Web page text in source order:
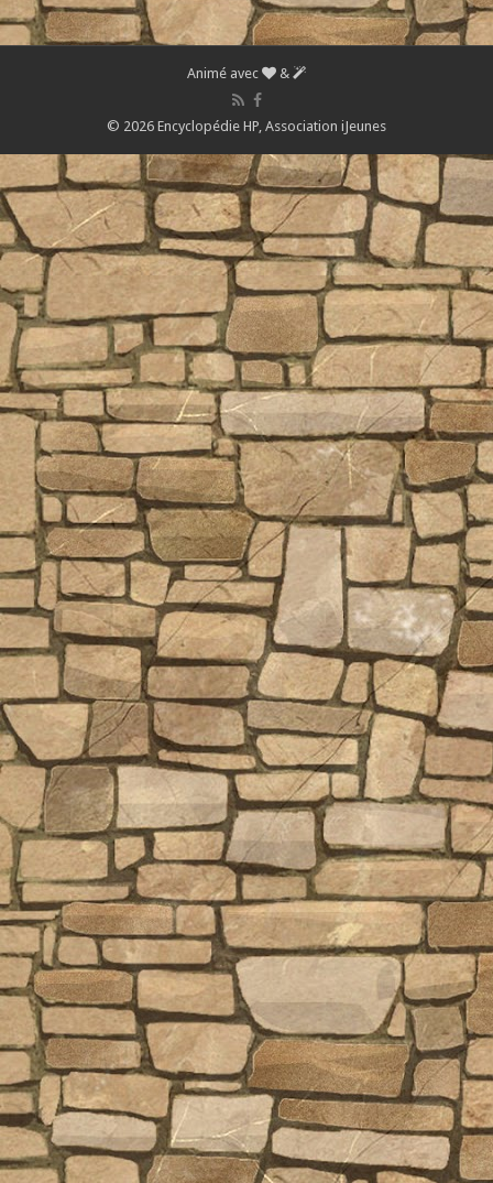
Animé avec &
© 2026 Encyclopédie HP, Association iJeunes